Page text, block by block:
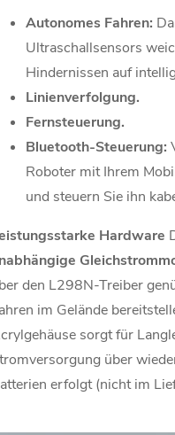
Autonomes Fahren:
Ultraschallsensors
Hindernissen auf
Linienverfolgung.
Fernsteuerung.
Bluetooth-Steuerung:
Roboter mit Ihrem
und steuern Sie ihn
Hardware
den L298N-Treiber
im Gelände
sorgt für
über
erfolgt (nicht im